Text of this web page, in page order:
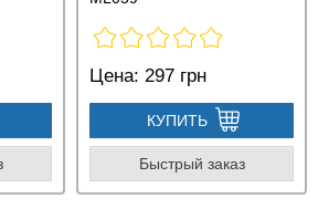
Цена: 297 грн
КУПИТЬ
Быстрый заказ